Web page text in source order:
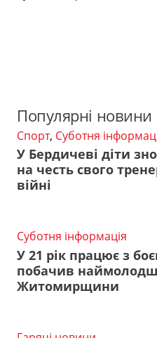
Популярні новини
Спорт, Суботня
У Бердичеві діти
на честь свого
війні
Суботня інформація
У 21 рік працює з
побачив
Житомирщини